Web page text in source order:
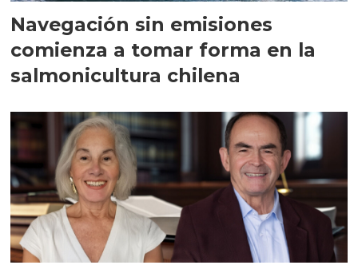
Navegación sin emisiones
comienza a tomar forma en la
salmonicultura chilena